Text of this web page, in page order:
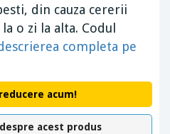
din cauza cererii
o zi la alta. Codul
completa pe
acum!
acest produs